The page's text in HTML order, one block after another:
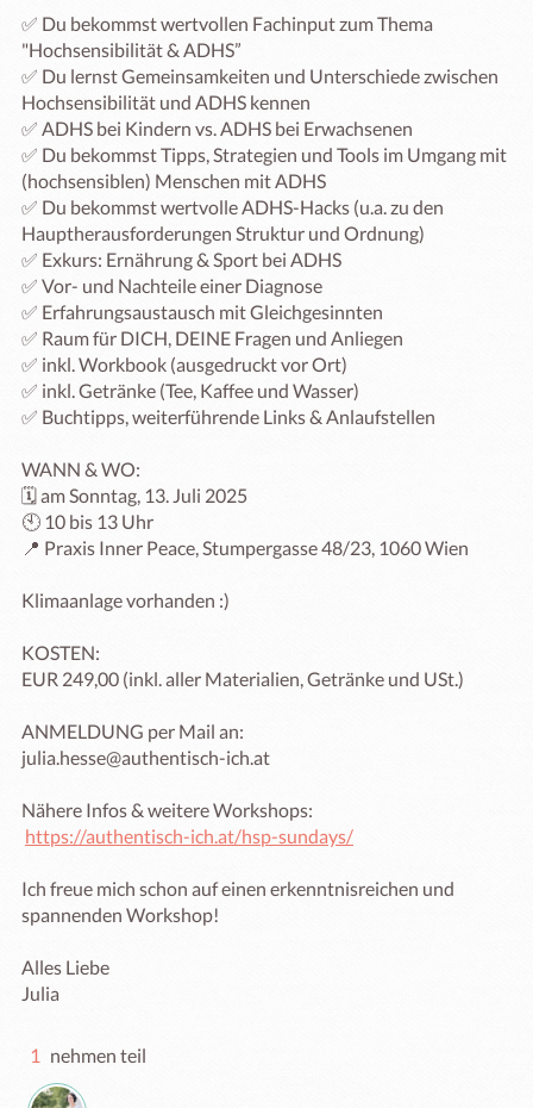
✅ Du bekommst wertvollen Fachinput zum Thema
"Hochsensibilität & ADHS”
✅ Du lernst Gemeinsamkeiten und Unterschiede zwischen
Hochsensibilität und ADHS kennen
✅ ADHS bei Kindern vs. ADHS bei Erwachsenen
✅ Du bekommst Tipps, Strategien und Tools im Umgang mit
(hochsensiblen) Menschen mit ADHS
✅ Du bekommst wertvolle ADHS-Hacks (u.a. zu den
Hauptherausforderungen Struktur und Ordnung)
✅ Exkurs: Ernährung & Sport bei ADHS
✅ Vor- und Nachteile einer Diagnose
✅ Erfahrungsaustausch mit Gleichgesinnten
✅ Raum für DICH, DEINE Fragen und Anliegen
✅ inkl. Workbook (ausgedruckt vor Ort)
✅ inkl. Getränke (Tee, Kaffee und Wasser)
✅ Buchtipps, weiterführende Links & Anlaufstellen
WANN & WO:
🗓️ am Sonntag, 13. Juli 2025
🕙 10 bis 13 Uhr
📍 Praxis Inner Peace, Stumpergasse 48/23, 1060 Wien
Klimaanlage vorhanden :)
KOSTEN:
EUR 249,00 (inkl. aller Materialien, Getränke und USt.)
ANMELDUNG per Mail an:
julia.hesse@authentisch-ich.at
Nähere Infos & weitere Workshops:
https://authentisch-ich.at/hsp-sundays/
Ich freue mich schon auf einen erkenntnisreichen und
spannenden Workshop!
Alles Liebe
Julia
1 nehmen teil